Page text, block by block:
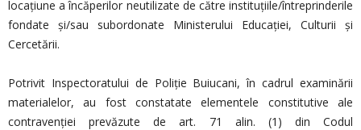
locațiune a încăperilor neutilizate de către instituțiile/întreprinderile
fondate și/sau subordonate Ministerului Educației, Culturii și
Cercetării.
Potrivit Inspectoratului de Poliție Buiucani, în cadrul examinării
materialelor, au fost constatate elementele constitutive ale
contravenției prevăzute de art. 71 alin. (1) din Codul